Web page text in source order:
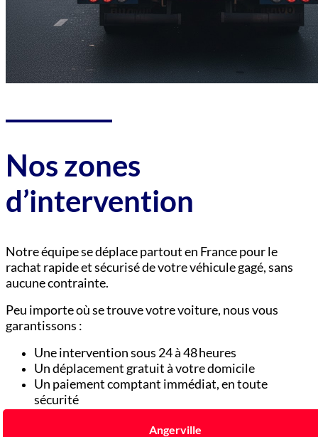
Nos zones
d’intervention
Notre équipe se déplace partout en France pour le
rachat rapide et sécurisé de votre véhicule gagé, sans
aucune contrainte.
Peu importe où se trouve votre voiture, nous vous
garantissons :
Une intervention sous 24 à 48 heures
Un déplacement gratuit à votre domicile
Un paiement comptant immédiat, en toute
sécurité
Angerville